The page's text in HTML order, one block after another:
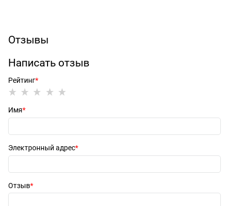
Отзывы
Написать отзыв
Рейтинг
Имя
Электронный адрес
Отзыв